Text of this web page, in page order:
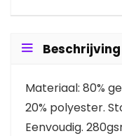
Beschrijving
Materiaal: 80%
20% polyester.
Eenvoudig.